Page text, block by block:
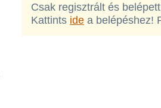
Csak regisztrált és
Kattints ide a belépéshez!